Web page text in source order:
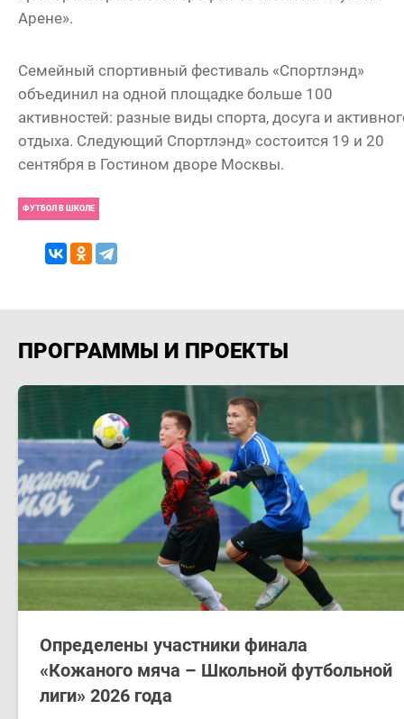
Арене».
Семейный спортивный фестиваль «Спортлэнд»
объединил на одной площадке больше 100
активностей: разные виды спорта, досуга и
отдыха. Следующий Спортлэнд» состоится 19 и 20
сентября в Гостином дворе Москвы.
ФУТБОЛ В ШКОЛЕ
ПРОГРАММЫ И ПРОЕКТЫ
Определены участники финала
«Кожаного мяча – Школьной футбольной
лиги» 2026 года